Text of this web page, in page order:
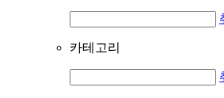
카테고리